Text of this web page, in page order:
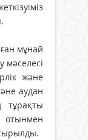
мұнай
мәселесі
және
аудан
тұрақты
отынмен